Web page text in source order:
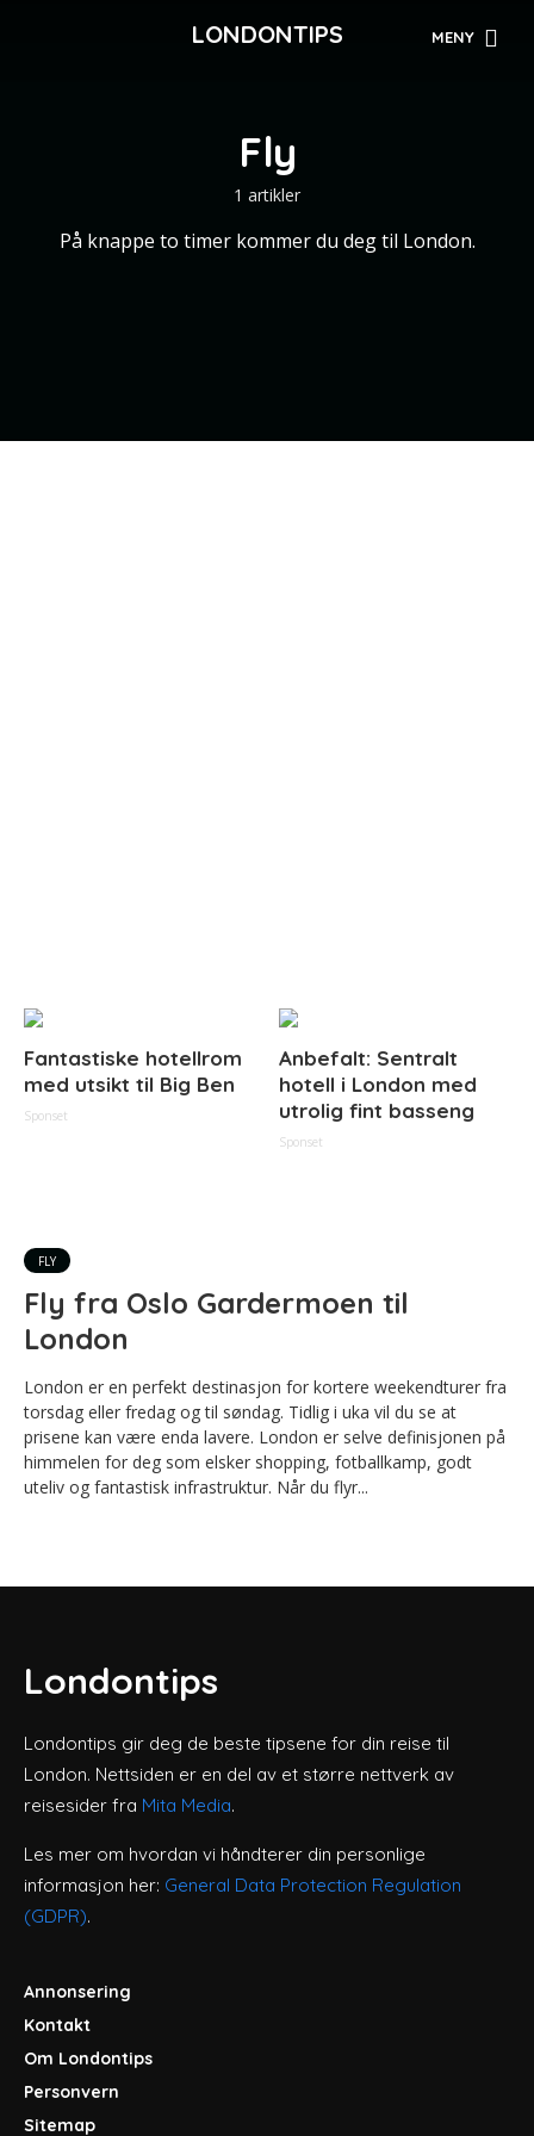
LONDONTIPS MENY
Fly
1 artikler
På knappe to timer kommer du deg til London.
Fantastiske hotellrom
med utsikt til Big Ben
Sponset
Anbefalt: Sentralt
hotell i London med
utrolig fint basseng
Sponset
FLY
Fly fra Oslo Gardermoen til
London
London er en perfekt destinasjon for kortere weekendturer fra
torsdag eller fredag og til søndag. Tidlig i uka vil du se at
prisene kan være enda lavere. London er selve definisjonen på
himmelen for deg som elsker shopping, fotballkamp, godt
uteliv og fantastisk infrastruktur. Når du flyr...
Londontips
Londontips gir deg de beste tipsene for din reise til
London. Nettsiden er en del av et større nettverk av
reisesider fra Mita Media.
Les mer om hvordan vi håndterer din personlige
informasjon her: General Data Protection Regulation
(GDPR).
Annonsering
Kontakt
Om Londontips
Personvern
Sitemap